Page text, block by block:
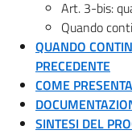
Art. 3-bis:
Quando
QUANDO
PRECEDENTE
COME
SINTESI DEL